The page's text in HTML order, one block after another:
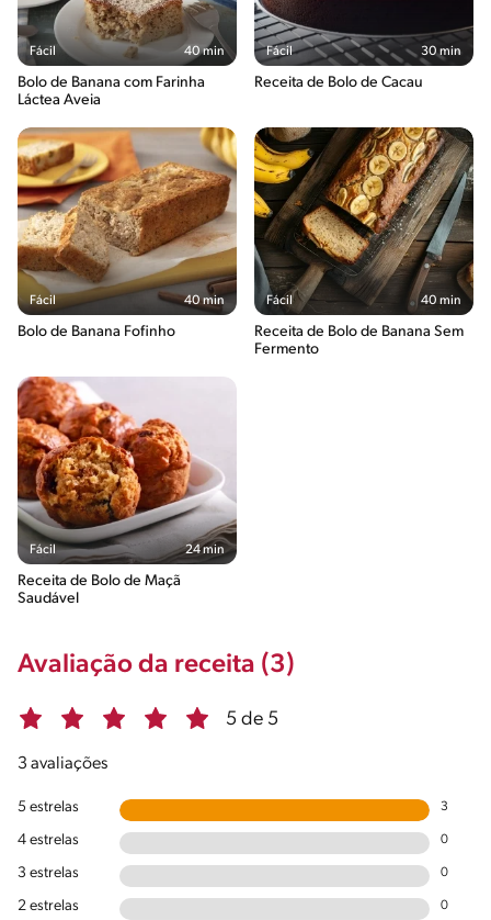
Fácil 40 min
Bolo de Banana com Farinha
Láctea Aveia
Fácil 30 min
Receita de Bolo de Cacau
Fácil 40 min
Bolo de Banana Fofinho
Fácil 40 min
Receita de Bolo de Banana Sem
Fermento
Fácil 24 min
Receita de Bolo de Maçã
Saudável
Avaliação da receita (3)
5 de 5
3 avaliações
5 estrelas 3
4 estrelas 0
3 estrelas 0
2 estrelas 0